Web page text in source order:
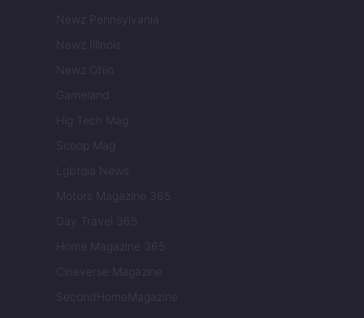
Newz Pennsylvania
Newz Illinois
Newz Ohio
Gameland
Hig Tech Mag
Scoop Mag
Lgbtqia News
Motors Magazine 365
Day Travel 365
Home Magazine 365
Cineverse Magazine
SecondHomeMagazine